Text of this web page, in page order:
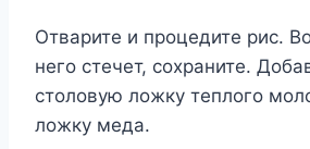
Отварите и процедите рис.
него стечет, сохраните.
столовую ложку теплого
ложку меда.